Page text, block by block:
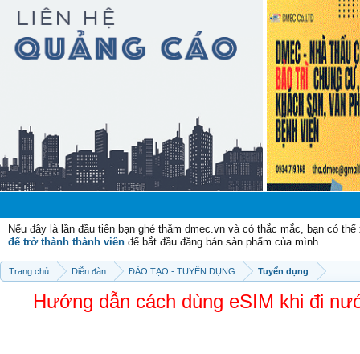
Nếu đây là lần đầu tiên bạn ghé thăm dmec.vn và có thắc mắc, bạn có
để trở thành thành viên để bắt đầu đăng bán sản phẩm của mình.
Trang chủ Diễn đàn ĐÀO TẠO - TUYỂN DỤNG Tuyển dụng
Hướng dẫn cách dùng eSIM khi đi